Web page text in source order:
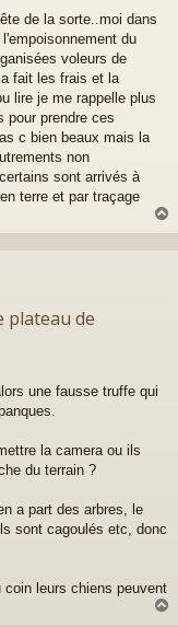
de la sorte..moi dans
du
voleurs de
fait les frais et la
lire je me rappelle plus
pour prendre ces
c bien beaux mais la
non
sont arrivés à
terre et par traçage
a
plateau de
une fausse truffe qui
la camera ou ils
du terrain ?
a part des arbres, le
sont cagoulés etc, donc
leurs chiens peuvent